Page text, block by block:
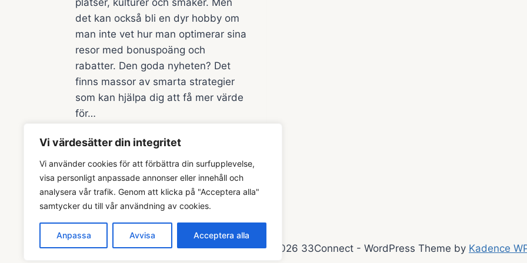
Vi värdesätter din integritet
Vi använder cookies för att förbättra din surfupplevelse,
visa personligt anpassade annonser eller innehåll och
analysera vår trafik. Genom att klicka på "Acceptera alla"
samtycker du till vår användning av cookies.
Anpassa Avvisa Acceptera alla
det kan också bli en dyr hobby om
man inte vet hur man optimerar sina
resor med bonuspoäng och
rabatter. Den goda nyheten? Det
finns massor av smarta strategier
som kan hjälpa dig att få mer värde
för…
READ MORE HUR
DU
RESER
SMART
BONUSPOÄNG
OCH
RABATTER
© 2026 33Connect - WordPress Theme by Kadence